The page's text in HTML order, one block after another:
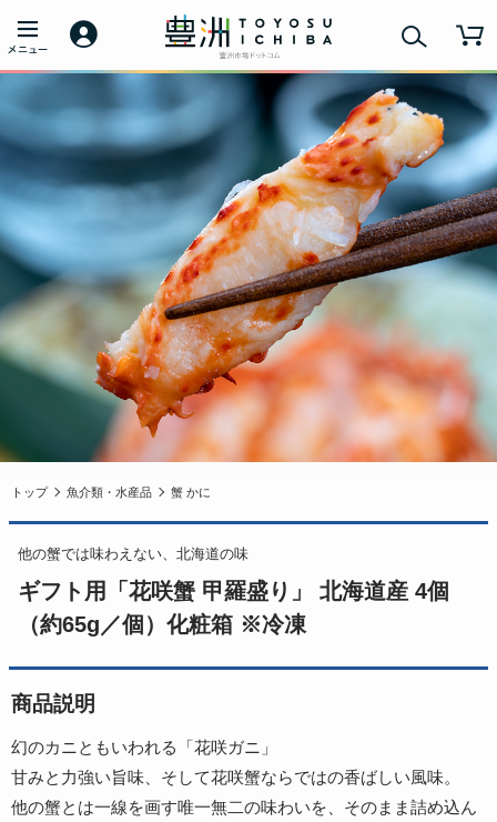
トップ 魚介類・水産品 蟹 かに
他の蟹では味わえない、北海道の味
ギフト用「花咲蟹 甲羅盛り」 北海道産 4個
（約65g／個）化粧箱 ※冷凍
商品説明
幻のカニともいわれる「花咲ガニ」
甘みと力強い旨味、そして花咲蟹ならではの香ばしい風味。
他の蟹とは一線を画す唯一無二の味わいを、そのまま詰め込ん